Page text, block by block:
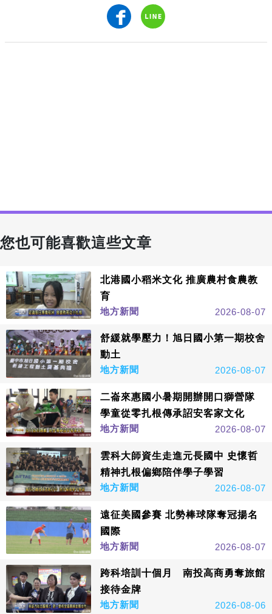
您也可能喜歡這些文章
北港國小稻米文化 推廣農村食農教
育
地方新聞
2026-08-07
舒緩就學壓力！旭日國小第一期校舍
動土
地方新聞
2026-08-07
二崙來惠國小暑期開辦開口獅營隊
學童從零扎根傳承詔安客家文化
地方新聞
2026-08-07
雲科大師資生走進元長國中 史懷哲
精神扎根偏鄉陪伴學子學習
地方新聞
2026-08-07
遠征美國參賽 北勢棒球隊奪冠揚名
國際
地方新聞
2026-08-07
跨科培訓十個月 南投高商勇奪旅館
接待金牌
地方新聞
2026-08-06